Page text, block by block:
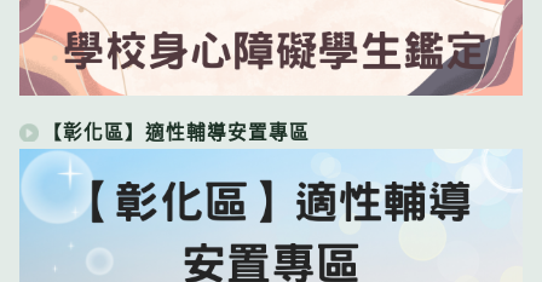
【彰化區】適性輔導安置專區